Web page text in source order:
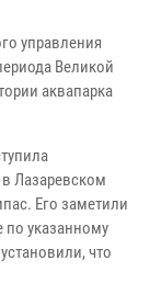
управления
Великой
аквапарка
Лазаревском
Его заметили
указанному
что